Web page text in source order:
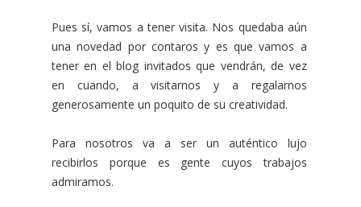
Pues sí, vamos a tener visita. Nos quedaba aún
una novedad por contaros y es que vamos a
tener en el blog invitados que vendrán, de vez
en cuando, a visitarnos y a regalarnos
generosamente un poquito de su creatividad.
Para nosotros va a ser un auténtico lujo
recibirlos porque es gente cuyos trabajos
admiramos.